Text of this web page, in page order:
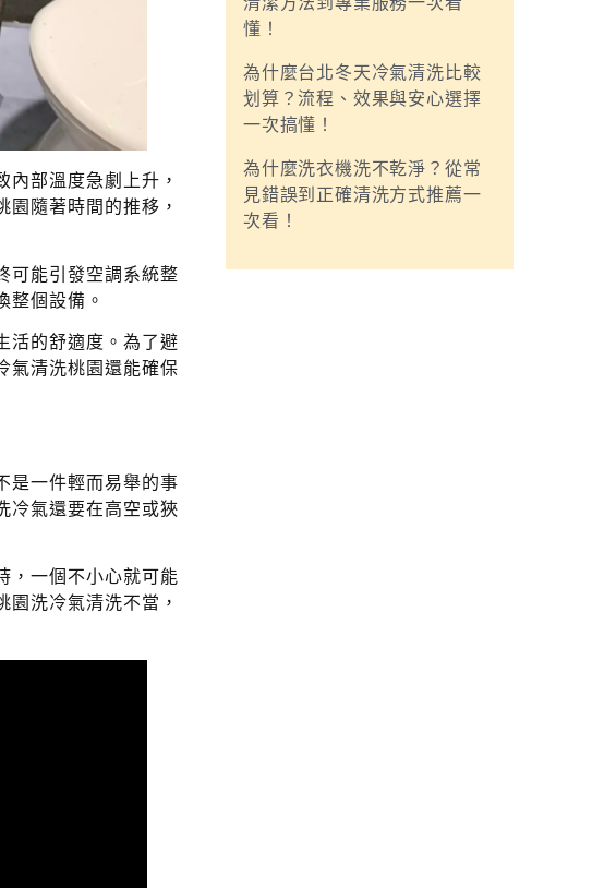
部溫度急劇上升，
隨著時間的推移，
可能引發空調系統整
整個設備。
活的舒適度。為了避
氣清洗桃園還能確保
是一件輕而易舉的事
冷氣還要在高空或狹
，一個不小心就可能
洗冷氣清洗不當，
懂！
為什麼台北冬天冷氣清洗比較
划算？流程、效果與安心選擇
一次搞懂！
為什麼洗衣機洗不乾淨？從常
見錯誤到正確清洗方式推薦一
次看！